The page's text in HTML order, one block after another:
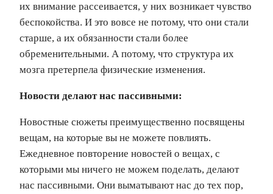
их внимание рассеивается, у них возникает чувство
беспокойства. И это вовсе не потому, что они стали
старше, а их обязанности стали более
обременительными. А потому, что структура их
мозга претерпела физические изменения.
Новости делают нас пассивными:
Новостные сюжеты преимущественно посвящены
вещам, на которые вы не можете повлиять.
Ежедневное повторение новостей о вещах, с
которыми мы ничего не можем поделать, делают
нас пассивными. Они выматывают нас до тех пор,